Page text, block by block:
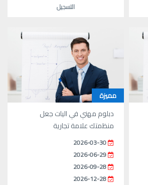
التسجيل
مميزة
دبلوم مهني في اليات جعل
منظمتك علامة تجارية
2026-03-30
2026-06-29
2026-09-28
2026-12-28